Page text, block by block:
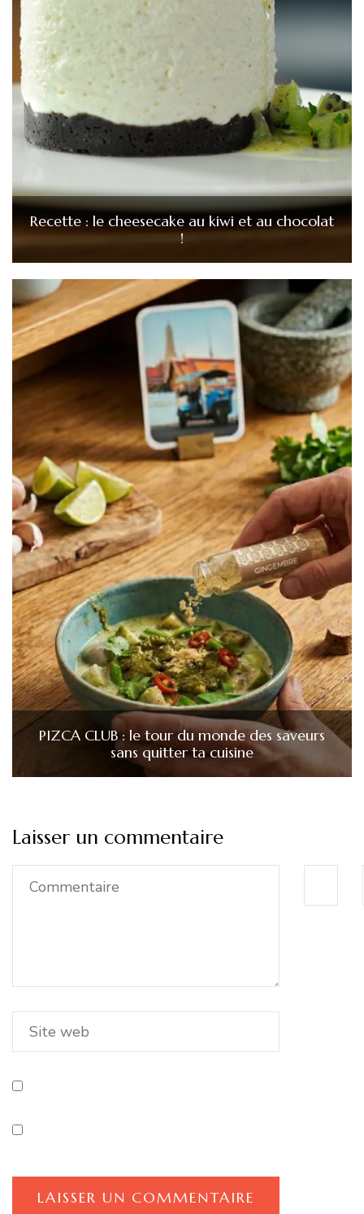
Recette : le cheesecake au kiwi et au chocolat
!
PIZCA CLUB : le tour du monde des saveurs
sans quitter ta cuisine
Laisser un commentaire